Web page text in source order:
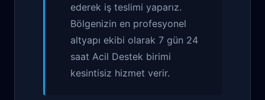
ederek iş teslimi yaparız.
Bölgenizin en profesyonel
altyapı ekibi olarak 7 gün 24
saat Acil Destek birimi
kesintisiz hizmet verir.